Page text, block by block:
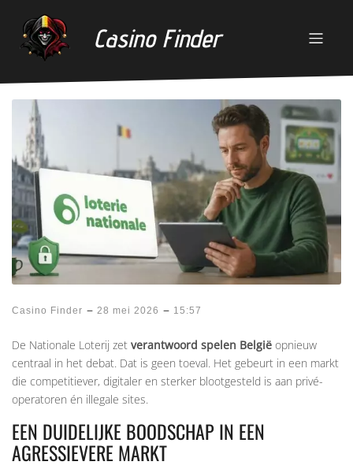
Casino Finder
Casino Finder – 28 mei 2026 – 15:57
De Nationale Loterij zet verantwoord spelen België opnieuw
centraal in het debat. Dat is geen toeval. Het gebeurt in een markt
die competitiever, digitaler en sterker blootgesteld is aan privé-
operatoren én illegale sites.
EEN DUIDELIJKE BOODSCHAP IN EEN
AGRESSIEVERE MARKT